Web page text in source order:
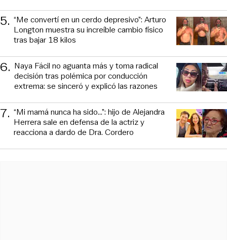
5. “Me convertí en un cerdo depresivo”: Arturo
Longton muestra su increíble cambio físico
tras bajar 18 kilos
6. Naya Fácil no aguanta más y toma radical
decisión tras polémica por conducción
extrema: se sinceró y explicó las razones
7. “Mi mamá nunca ha sido...”: hijo de Alejandra
Herrera sale en defensa de la actriz y
reacciona a dardo de Dra. Cordero